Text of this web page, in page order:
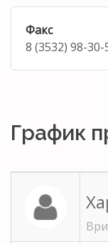
Факс
8 (3532) 98-30-
График